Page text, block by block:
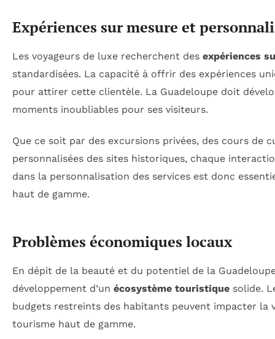
Expériences sur mesure et
Les voyageurs de luxe recherchent des expériences
standardisées. La capacité à offrir des expériences
pour attirer cette clientèle. La Guadeloupe doit
moments inoubliables pour ses visiteurs.
Que ce soit par des excursions privées, des cours de
personnalisées des sites historiques, chaque
dans la personnalisation des services est donc
haut de gamme.
Problèmes économiques locaux
En dépit de la beauté et du potentiel de la
développement d’un écosystème touristique solide.
budgets restreints des habitants peuvent impacter la
tourisme haut de gamme.